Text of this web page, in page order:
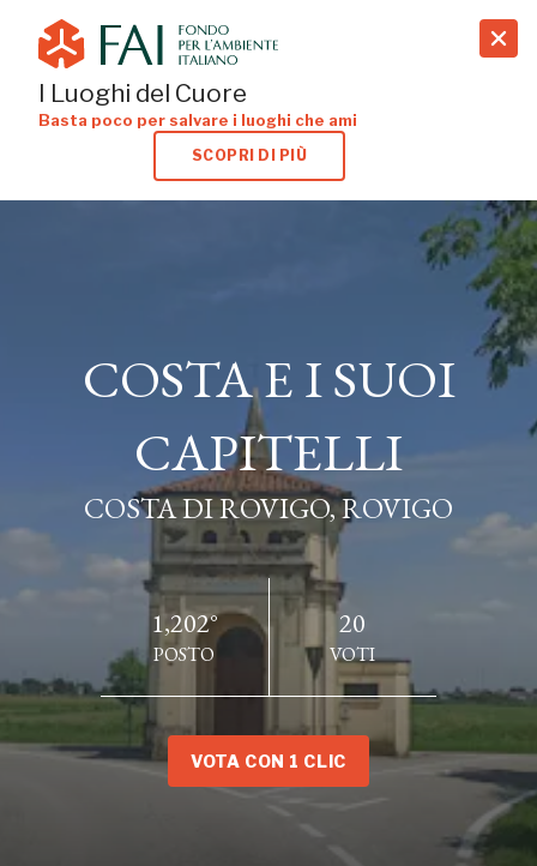
search
I Luoghi del Cuore
Basta poco per salvare i luoghi che ami
SCOPRI DI PIÙ
COSTA E I SUOI
CAPITELLI
COSTA DI ROVIGO, ROVIGO
1,202°
POSTO
20
VOTI
VOTA CON 1 CLIC
CAPITELLI
COSTA DI ROVIGO, ROVIGO